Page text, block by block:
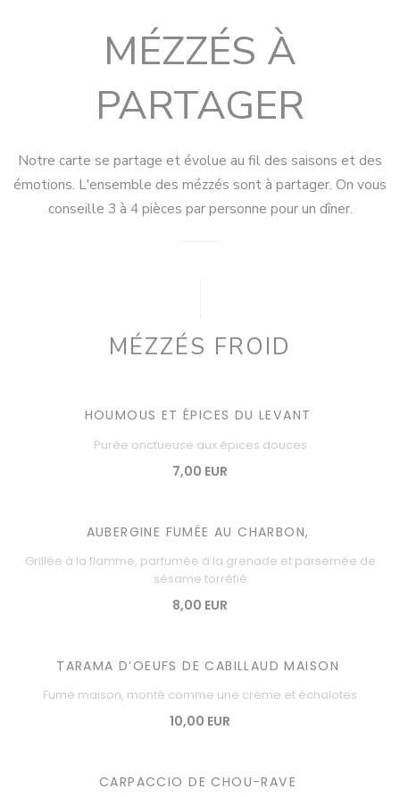
MÉZZÉS À
PARTAGER
Notre carte se partage et évolue au fil des saisons et des
émotions. L'ensemble des mézzés sont à partager. On vous
conseille 3 à 4 pièces par personne pour un dîner.
MÉZZÉS FROID
HOUMOUS ET ÉPICES DU LEVANT
Purée onctueuse aux épices douces
7,00 EUR
AUBERGINE FUMÉE AU CHARBON,
Grillée à la flamme, parfumée à la grenade et parsemée de
sésame torréfié
8,00 EUR
TARAMA D’OEUFS DE CABILLAUD MAISON
Fumé maison, monté comme une crème et échalotes
10,00 EUR
CARPACCIO DE CHOU-RAVE